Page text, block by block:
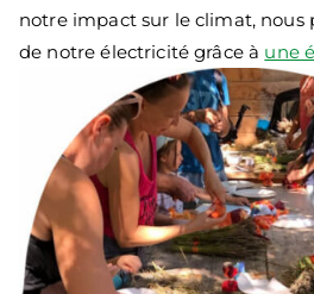
notre impact sur le climat, nous
de notre électricité grâce à une